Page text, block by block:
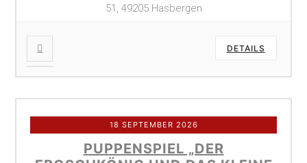
51, 49205 Hasbergen
DETAILS
18 SEPTEMBER 2026
PUPPENSPIEL „DER